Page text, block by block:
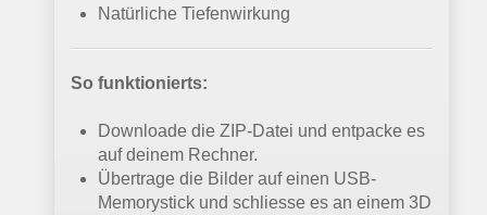
Natürliche Tiefenwirkung
So funktionierts:
Downloade die ZIP-Datei und entpacke es
auf deinem Rechner.
Übertrage die Bilder auf einen USB-
Memorystick und schliesse es an einem 3D